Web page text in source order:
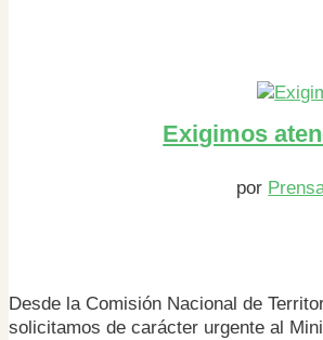
Exigimos
por
Desde la Comisión Nacional de
solicitamos de carácter urgente al